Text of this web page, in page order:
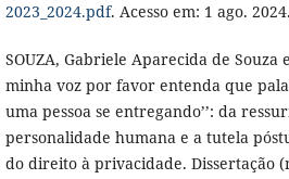
2023_2024.pdf. Acesso em: 1 ago. 2024.
SOUZA, Gabriele Aparecida de Souza
minha voz por favor entenda que
uma pessoa se entregando’’: da
personalidade humana e a tutela
do direito à privacidade. Dissertação